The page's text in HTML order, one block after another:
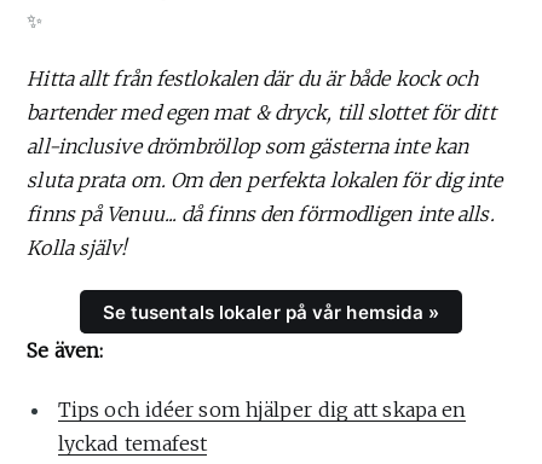
✨
Hitta allt från festlokalen där du är både kock och
bartender med egen mat & dryck, till slottet för ditt
all-inclusive drömbröllop som gästerna inte kan
sluta prata om. Om den perfekta lokalen för dig inte
finns på Venuu... då finns den förmodligen inte alls.
Kolla själv!
Se tusentals lokaler på vår hemsida »
Se även:
Tips och idéer som hjälper dig att skapa en
lyckad temafest